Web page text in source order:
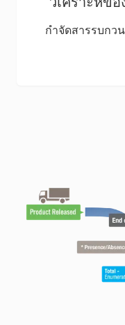
กำจัดสารรบกว